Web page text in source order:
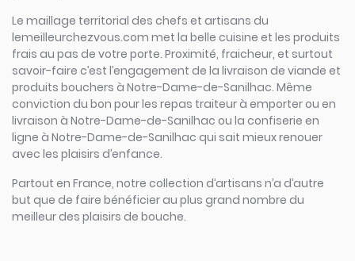
Le maillage territorial des chefs et artisans du
lemeilleurchezvous.com met la belle cuisine et les produits
frais au pas de votre porte. Proximité, fraicheur, et surtout
savoir-faire c’est l’engagement de la livraison de viande et
produits bouchers à Notre-Dame-de-Sanilhac. Même
conviction du bon pour les repas traiteur à emporter ou en
livraison à Notre-Dame-de-Sanilhac ou la confiserie en
ligne à Notre-Dame-de-Sanilhac qui sait mieux renouer
avec les plaisirs d’enfance.
Partout en France, notre collection d’artisans n’a d’autre
but que de faire bénéficier au plus grand nombre du
meilleur des plaisirs de bouche.